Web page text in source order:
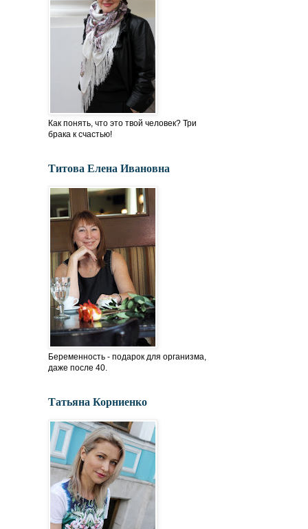
Как понять, что это твой человек? Три
брака к счастью!
Титова Елена Ивановна
Беременность - подарок для организма,
даже после 40.
Татьяна Корниенко